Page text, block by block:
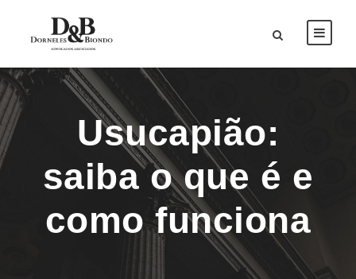
Usucapião:
saiba o que é e
como funciona